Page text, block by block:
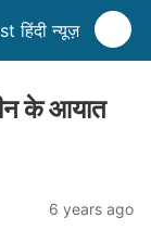
हिंदी न्यूज़
के आयात
6 years ago